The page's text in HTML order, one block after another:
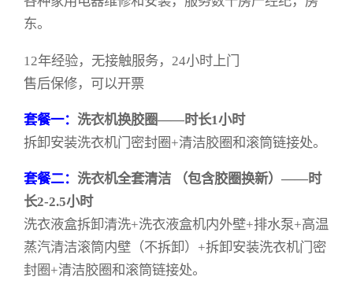
东。
12年经验，无接触服务，24小时上门
售后保修，可以开票
套餐一：洗衣机换胶圈——时长1小时
拆卸安装洗衣机门密封圈+清洁胶圈和滚筒链接处。
套餐二：洗衣机全套清洁 （包含胶圈换新）——时
长2-2.5小时
洗衣液盒拆卸清洗+洗衣液盒机内外壁+排水泵+高温
蒸汽清洁滚筒内壁（不拆卸）+拆卸安装洗衣机门密
封圈+清洁胶圈和滚筒链接处。